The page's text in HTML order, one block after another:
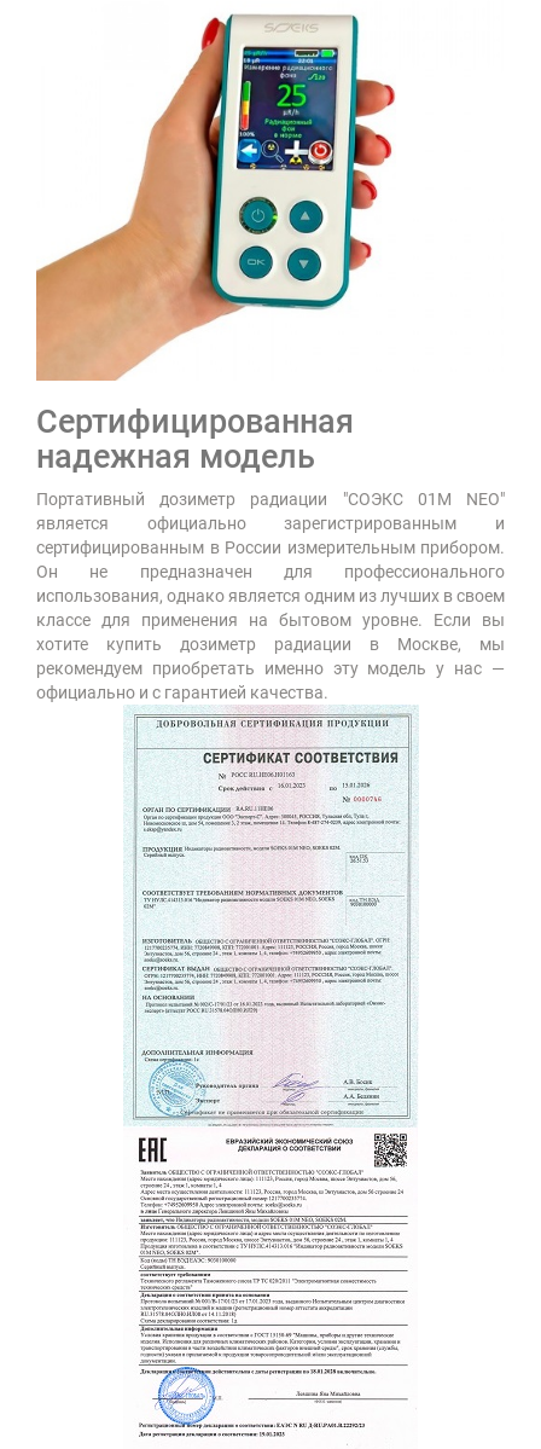
Сертифицированная
надежная модель
Портативный дозиметр радиации "СОЭКС 01М NEO"
является официально зарегистрированным и
сертифицированным в России измерительным прибором.
Он не предназначен для профессионального
использования, однако является одним из лучших в своем
классе для применения на бытовом уровне. Если вы
хотите купить дозиметр радиации в Москве, мы
рекомендуем приобретать именно эту модель у нас —
официально и с гарантией качества.